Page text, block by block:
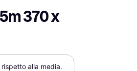
370 x
rispetto alla media.